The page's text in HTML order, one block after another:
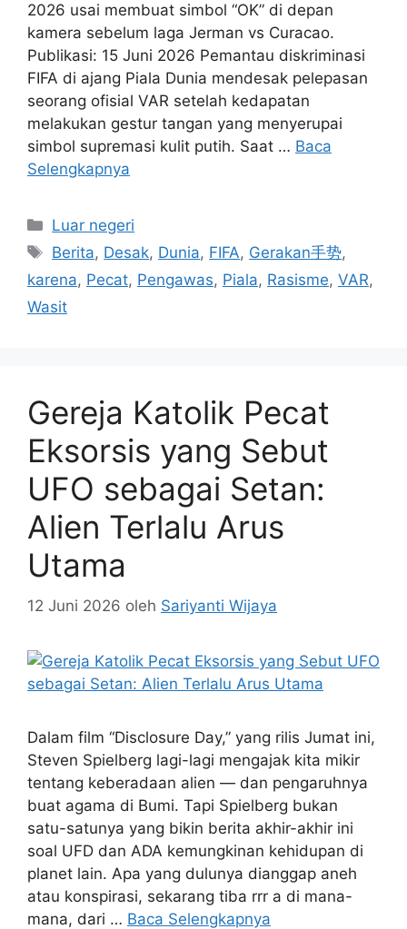
2026 usai membuat simbol “OK” di depan
kamera sebelum laga Jerman vs Curacao.
Publikasi: 15 Juni 2026 Pemantau diskriminasi
FIFA di ajang Piala Dunia mendesak pelepasan
seorang ofisial VAR setelah kedapatan
melakukan gestur tangan yang menyerupai
simbol supremasi kulit putih. Saat … Baca
Selengkapnya
Kategori
Luar negeri
Tag
Berita, Desak, Dunia, FIFA, Gerakan手势,
karena, Pecat, Pengawas, Piala, Rasisme, VAR,
Wasit
Gereja Katolik Pecat
Eksorsis yang Sebut
UFO sebagai Setan:
Alien Terlalu Arus
Utama
12 Juni 2026 oleh Sariyanti Wijaya
Dalam film “Disclosure Day,” yang rilis Jumat ini,
Steven Spielberg lagi-lagi mengajak kita mikir
tentang keberadaan alien — dan pengaruhnya
buat agama di Bumi. Tapi Spielberg bukan
satu-satunya yang bikin berita akhir-akhir ini
soal UFD dan ADA kemungkinan kehidupan di
planet lain. Apa yang dulunya dianggap aneh
atau konspirasi, sekarang tiba rrr a di mana-
mana, dari … Baca Selengkapnya